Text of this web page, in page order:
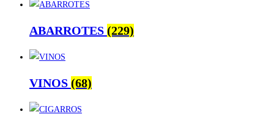
ABARROTES (229)
VINOS (68)